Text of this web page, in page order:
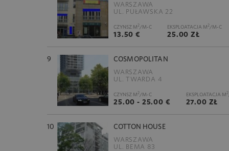
WARSZAWA
UL. PUŁAWSKA 22
CZYNSZ M2/M-C
13.50 €
EKSPLOATACJA M2/M-C
25.00 ZŁ
9 COSMOPOLITAN
WARSZAWA
UL. TWARDA 4
CZYNSZ M2/M-C
25.00 - 25.00 €
EKSPLOATACJA M2
27.00 ZŁ
10 COTTON HOUSE
WARSZAWA
UL. BEMA 83